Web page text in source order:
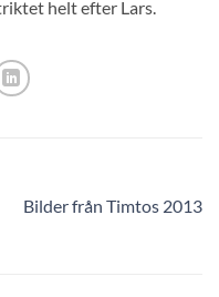
helt efter Lars.
Bilder från Timtos 2013